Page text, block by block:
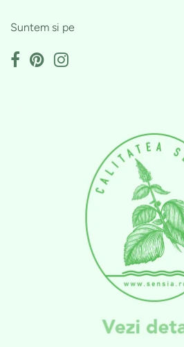
Suntem si pe